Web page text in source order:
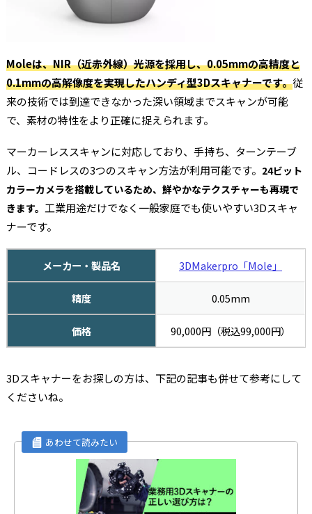
Moleは、NIR（近赤外線）光源を採用し、0.05mmの高精度と
0.1mmの高解像度を実現したハンディ型3Dスキャナーです。従
来の技術では到達できなかった深い領域までスキャンが可能
で、素材の特性をより正確に捉えられます。
マーカーレススキャンに対応しており、手持ち、ターンテーブ
ル、コードレスの3つのスキャン方法が利用可能です。 24ビット
カラーカメラを搭載しているため、鮮やかなテクスチャーも再現で
きます。 工業用途だけでなく一般家庭でも使いやすい3Dスキャ
ナーです。
メーカー・製品名 3DMakerpro「Mole」
精度 0.05mm
価格 90,000円（税込99,000円）
3Dスキャナーをお探しの方は、下記の記事も併せて参考にして
くださいね。